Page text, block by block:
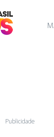
Publicidade